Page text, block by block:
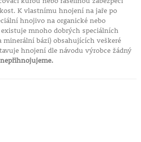
K vlastnímu hnojení na jaře po
hnojivo na organické nebo
mnoho dobrých speciálních
minerální bázi) obsahujících veškeré
hnojení dle návodu výrobce žádný